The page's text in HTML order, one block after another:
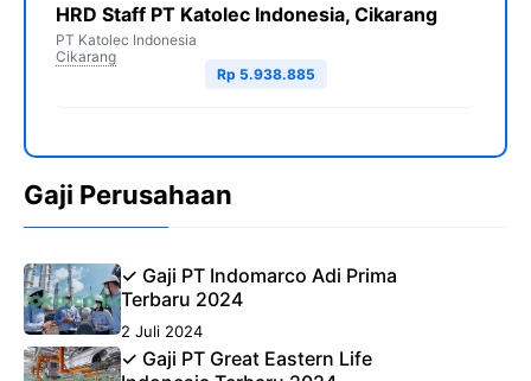
HRD Staff PT Katolec Indonesia, Cikarang
PT Katolec Indonesia
Cikarang
Rp 5.938.885
Gaji Perusahaan
✓ Gaji PT Indomarco Adi Prima
Terbaru 2024
2 Juli 2024
✓ Gaji PT Great Eastern Life